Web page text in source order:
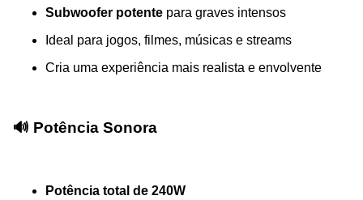
Subwoofer potente para graves intensos
Ideal para jogos, filmes, músicas e streams
Cria uma experiência mais realista e envolvente
🔊 Potência Sonora
Potência total de 240W